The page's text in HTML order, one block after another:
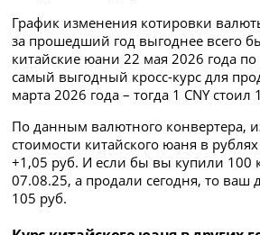
График изменения котировки
за прошедший год выгоднее всего
китайские юани 22 мая 2026 года
самый выгодный кросс-курс для
марта 2026 года – тогда 1 CNY стоил
По данным валютного конвертера,
стоимости китайского юаня в
+1,05 руб. И если бы вы купили 100
07.08.25, а продали сегодня, то ваш
105 руб.